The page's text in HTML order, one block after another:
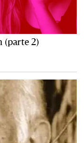
(parte 2)